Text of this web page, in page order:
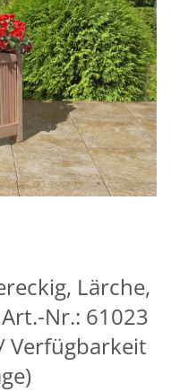
Lärche,
Nr.: 61023
Verfügbarkeit